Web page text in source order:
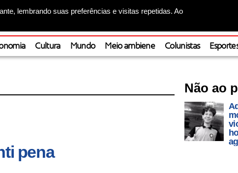
lembrando suas preferências e visitas repetidas. Ao
Cultura Mundo Meio ambiene Colunistas
pena
Não ao